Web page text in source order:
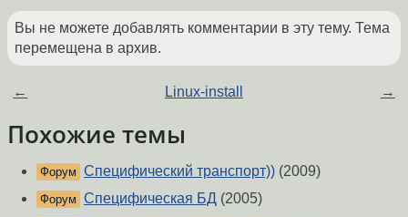
Вы не можете добавлять комментарии в эту тему. Тема
перемещена в архив.
← Linux-install →
Похожие темы
Форум Специфический транспорт)) (2009)
Форум Специфическая БД (2005)